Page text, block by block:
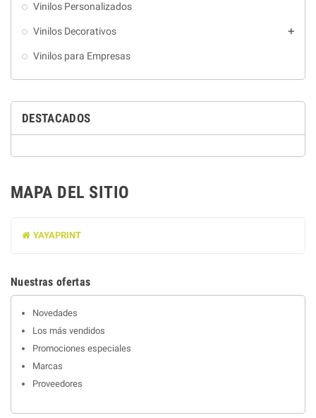
Vinilos Personalizados
Vinilos Decorativos 
Vinilos para Empresas
DESTACADOS
MAPA DEL SITIO
YAYAPRINT
Nuestras ofertas
Novedades
Los más vendidos
Promociones especiales
Marcas
Proveedores